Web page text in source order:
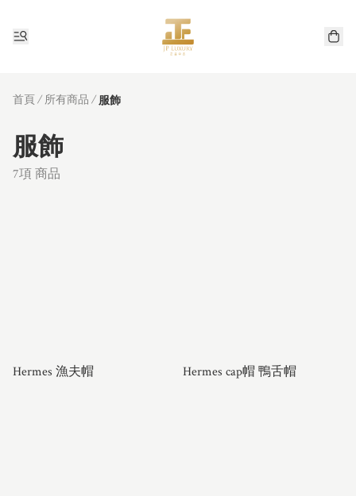
首頁/ 所有商品 / 服飾
服飾
7項 商品
Hermes 漁夫帽 Hermes cap帽 鴨舌帽